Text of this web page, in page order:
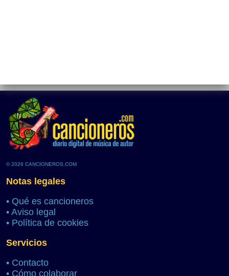
© 2026 CANCIONEROS.COM
Notas legales
• Qué es cancioneros
• Aviso legal
• Política de cookies
Servicios
• Contacto
• Cómo colaborar